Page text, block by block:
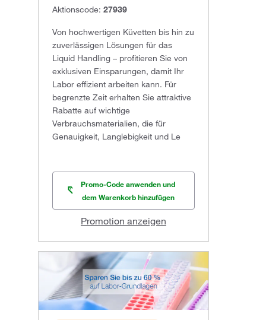
Aktionscode: 27939
Von hochwertigen Küvetten bis hin zu
zuverlässigen Lösungen für das
Liquid Handling – profitieren Sie von
exklusiven Einsparungen, damit Ihr
Labor effizient arbeiten kann. Für
begrenzte Zeit erhalten Sie attraktive
Rabatte auf wichtige
Verbrauchsmaterialien, die für
Genauigkeit, Langlebigkeit und Le
Promo-Code anwenden und
dem Warenkorb hinzufügen
Promotion anzeigen